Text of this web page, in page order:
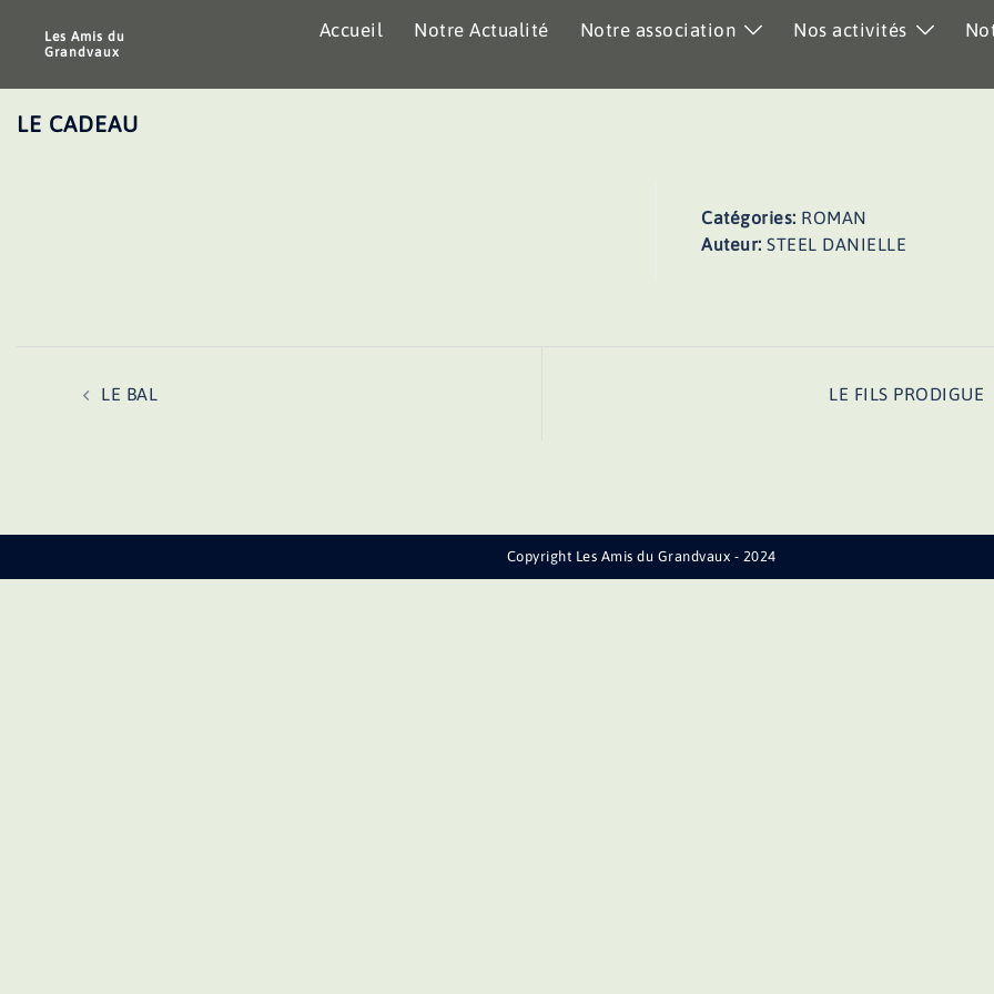
Les Amis du
Grandvaux
Accueil Notre Actualité Notre association Nos activités
LE CADEAU
Catégories: ROMAN
Auteur:STEEL DANIELLE
LE BAL LE FILS PRODIGUE
Copyright Les Amis du Grandvaux - 2024